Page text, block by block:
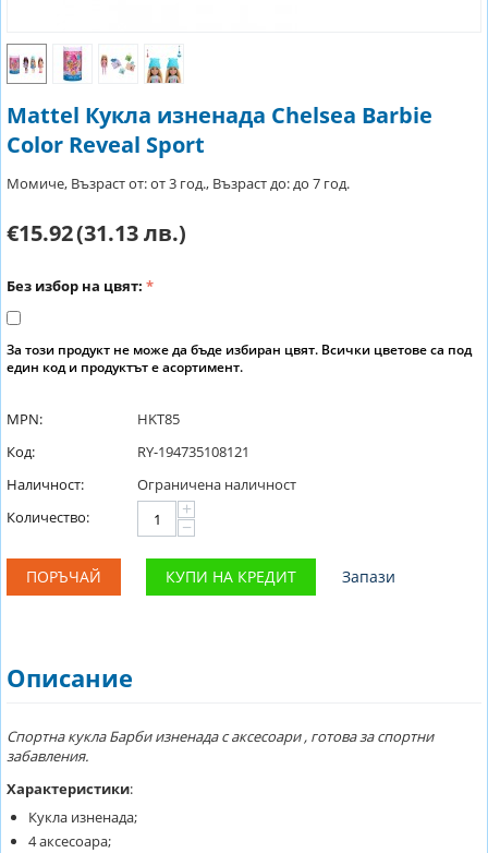
Mattel Кукла изненада Chelsea Barbie
Color Reveal Sport
Момиче, Възраст от: от 3 год., Възраст до: до 7 год.
€15.92(31.13 лв.)
Без избор на цвят:
За този продукт не може да бъде избиран цвят. Всички цветове са под
един код и продуктът е асортимент.
MPN:
HKT85
Код:
RY-194735108121
Наличност:
Ограничена наличност
Количество:
+
−
ПОРЪЧАЙ КУПИ НА КРЕДИТ Запази
Описание
Спортна кукла Барби изненада с аксесоари , готова за спортни
забавления.
Характеристики:
Кукла изненада;
4 аксесоара;